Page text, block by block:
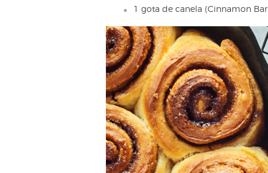
1 gota de canela (Cinnamon